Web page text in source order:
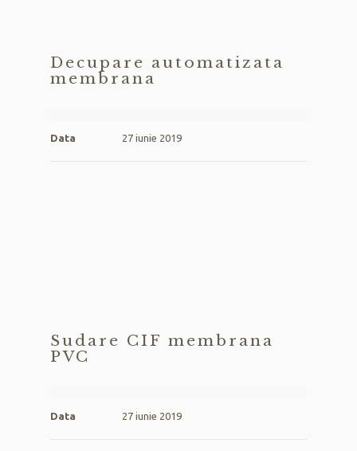
Decupare automatizata
membrana
Data 27 iunie 2019
Sudare CIF membrana
PVC
Data 27 iunie 2019